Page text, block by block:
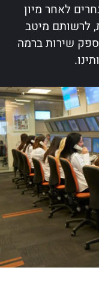
לאחר מיון
לרשותם מיטב
שירות ברמה